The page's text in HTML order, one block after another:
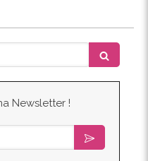
Newsletter !